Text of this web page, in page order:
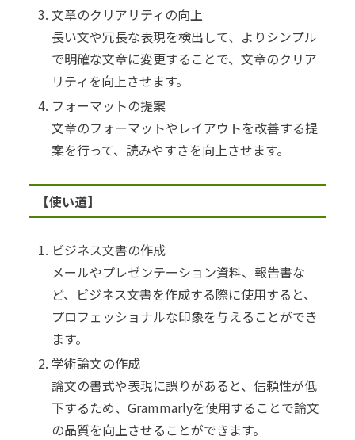
文章のクリアリティの向上
長い文や冗長な表現を検出して、よりシンプル
で明確な文章に変更することで、文章のクリア
リティを向上させます。
フォーマットの提案
文章のフォーマットやレイアウトを改善する提
案を行って、読みやすさを向上させます。
【使い道】
ビジネス文書の作成
メールやプレゼンテーション資料、報告書な
ど、ビジネス文書を作成する際に使用すると、
プロフェッショナルな印象を与えることができ
ます。
学術論文の作成
論文の書式や表現に誤りがあると、信頼性が低
下するため、Grammarlyを使用することで論文
の品質を向上させることができます。